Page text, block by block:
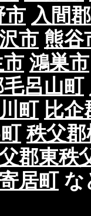
市 入間
市 熊谷
鴻巣市
毛呂山町
町 比
秩父
郡東秩
居町な